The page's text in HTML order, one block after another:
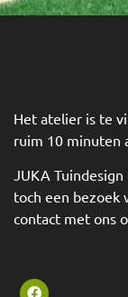
Het atelier is te
ruim 10 minuten
JUKA
toch een bezoek
contact met ons